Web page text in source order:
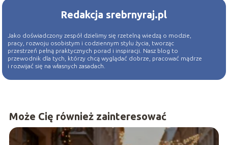
Redakcja srebrnyraj.pl
Jako doświadczony zespół dzielimy się rzetelną wiedzą o modzie,
pracy, rozwoju osobistym i codziennym stylu życia, tworząc
przestrzeń pełną praktycznych porad i inspiracji. Nasz blog to
przewodnik dla tych, którzy chcą wyglądać dobrze, pracować mądrze
i rozwijać się na własnych zasadach.
Może Cię również zainteresować